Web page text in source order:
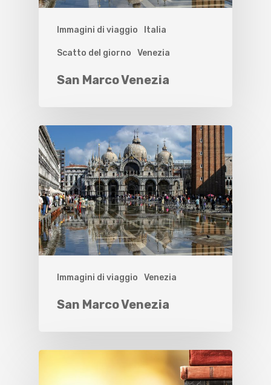
Immagini di viaggio Italia
Scatto del giorno Venezia
San Marco Venezia
Immagini di viaggio Venezia
San Marco Venezia